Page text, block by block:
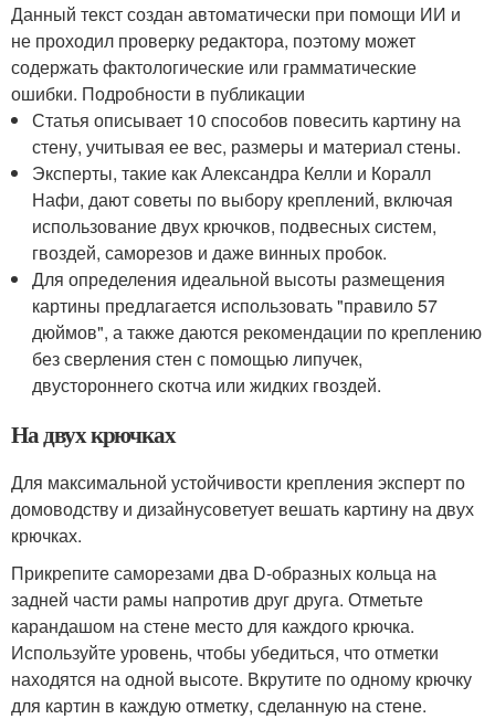
Данный текст создан автоматически при помощи ИИ и
не проходил проверку редактора, поэтому может
содержать фактологические или грамматические
ошибки. Подробности в публикации
Статья описывает 10 способов повесить картину на
стену, учитывая ее вес, размеры и материал стены.
Эксперты, такие как Александра Келли и Коралл
Нафи, дают советы по выбору креплений, включая
использование двух крючков, подвесных систем,
гвоздей, саморезов и даже винных пробок.
Для определения идеальной высоты размещения
картины предлагается использовать "правило 57
дюймов", а также даются рекомендации по креплению
без сверления стен с помощью липучек,
двустороннего скотча или жидких гвоздей.
На двух крючках
Для максимальной устойчивости крепления эксперт по
домоводству и дизайнусоветует вешать картину на двух
крючках.
Прикрепите саморезами два D-образных кольца на
задней части рамы напротив друг друга. Отметьте
карандашом на стене место для каждого крючка.
Используйте уровень, чтобы убедиться, что отметки
находятся на одной высоте. Вкрутите по одному крючку
для картин в каждую отметку, сделанную на стене.